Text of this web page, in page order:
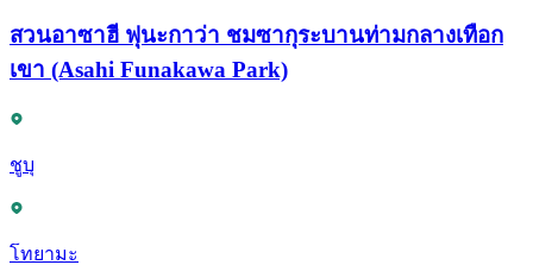
สวนอาซาฮี ฟุนะกาว่า ชมซากุระบานท่ามกลางเทือก
เขา (Asahi Funakawa Park)
ชูบุ
โทยามะ